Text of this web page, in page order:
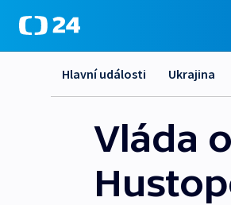
Hlavní události Ukrajina
Vláda